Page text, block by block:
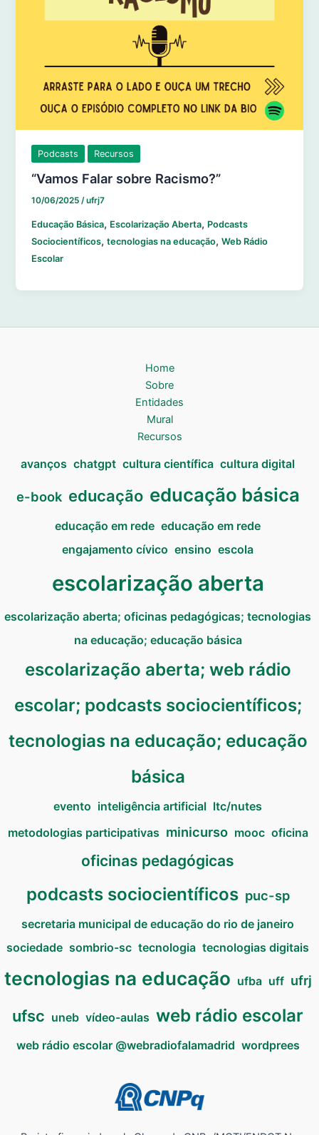
Podcasts Recursos
“Vamos Falar sobre Racismo?”
10/06/2025/ufrj7
Educação Básica, Escolarização Aberta, Podcasts
Sociocientíficos,tecnologias na educação,Web Rádio
Escolar
Home
Sobre
Entidades
Mural
Recursos
avanços chatgpt cultura científica cultura digital
e-book educação educação básica
educação em rede educação em rede
engajamento cívico ensino escola
escolarização aberta
escolarização aberta; oficinas pedagógicas; tecnologias
na educação; educação básica
escolarização aberta; web rádio
escolar; podcasts sociocientíficos;
tecnologias na educação; educação
básica
evento inteligência artificial ltc/nutes
metodologias participativas minicurso mooc oficina
oficinas pedagógicas
podcasts sociocientíficos puc-sp
secretaria municipal de educação do rio de janeiro
sociedade sombrio-sc tecnologia tecnologias digitais
tecnologias na educação ufba uff ufrj
ufsc uneb vídeo-aulas web rádio escolar
web rádio escolar @webradiofalamadrid wordprees